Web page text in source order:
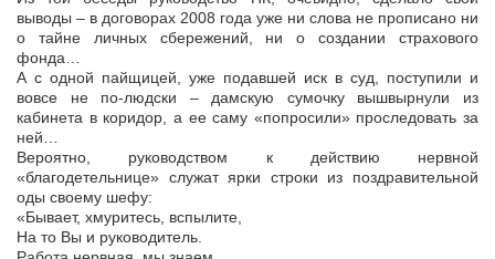
выводы – в договорах 2008 года уже ни слова не прописано ни
о тайне личных сбережений, ни о создании страхового
фонда…
А с одной пайщицей, уже подавшей иск в суд, поступили и
вовсе не по-людски – дамскую сумочку вышвырнули из
кабинета в коридор, а ее саму «попросили» проследовать за
ней…
Вероятно, руководством к действию нервной
«благодетельнице» служат ярки строки из поздравительной
оды своему шефу:
«Бывает, хмуритесь, вспылите,
На то Вы и руководитель.